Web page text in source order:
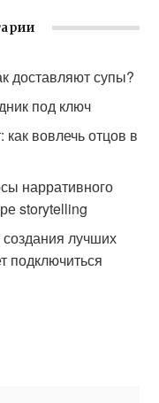
доставляют супы?
под ключ
вовлечь отцов в
нарративного
storytelling
создания лучших
подключиться